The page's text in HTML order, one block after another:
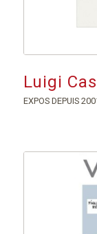
Luigi
EXPOS DEPUIS